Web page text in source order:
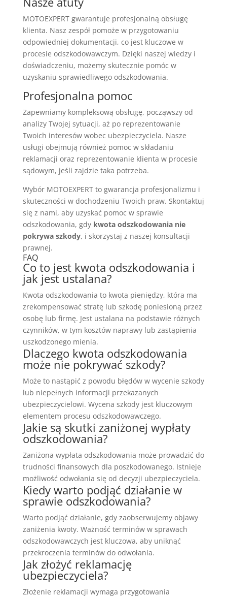
MOTOEXPERT gwarantuje profesjonalną obsługę
klienta. Nasz zespół pomoże w przygotowaniu
odpowiedniej dokumentacji, co jest kluczowe w
procesie odszkodowawczym. Dzięki naszej wiedzy i
doświadczeniu, możemy skutecznie pomóc w
uzyskaniu sprawiedliwego odszkodowania.
Profesjonalna pomoc
Zapewniamy kompleksową obsługę, począwszy od
analizy Twojej sytuacji, aż po reprezentowanie
Twoich interesów wobec ubezpieczyciela. Nasze
usługi obejmują również pomoc w składaniu
reklamacji oraz reprezentowanie klienta w procesie
sądowym, jeśli zajdzie taka potrzeba.
Wybór MOTOEXPERT to gwarancja profesjonalizmu i
skuteczności w dochodzeniu Twoich praw. Skontaktuj
się z nami, aby uzyskać pomoc w sprawie
odszkodowania, gdy kwota odszkodowania nie
pokrywa szkody, i skorzystaj z naszej konsultacji
prawnej.
FAQ
Co to jest kwota odszkodowania i
jak jest ustalana?
Kwota odszkodowania to kwota pieniędzy, która ma
zrekompensować stratę lub szkodę poniesioną przez
osobę lub firmę. Jest ustalana na podstawie różnych
czynników, w tym kosztów naprawy lub zastąpienia
uszkodzonego mienia.
Dlaczego kwota odszkodowania
może nie pokrywać szkody?
Może to nastąpić z powodu błędów w wycenie szkody
lub niepełnych informacji przekazanych
ubezpieczycielowi. Wycena szkody jest kluczowym
elementem procesu odszkodowawczego.
Jakie są skutki zaniżonej wypłaty
odszkodowania?
Zaniżona wypłata odszkodowania może prowadzić do
trudności finansowych dla poszkodowanego. Istnieje
możliwość odwołania się od decyzji ubezpieczyciela.
Kiedy warto podjąć działanie w
sprawie odszkodowania?
Warto podjąć działanie, gdy zaobserwujemy objawy
zaniżenia kwoty. Ważność terminów w sprawach
odszkodowawczych jest kluczowa, aby uniknąć
przekroczenia terminów do odwołania.
Jak złożyć reklamację
ubezpieczyciela?
Złożenie reklamacji wymaga przygotowania